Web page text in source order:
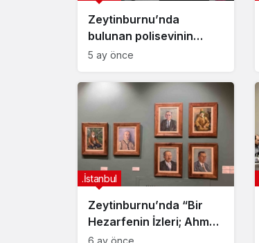
Zeytinburnu’nda
bulunan polisevinin
çatısında bilinmeyen bir
Olay yerine çok sayıda
itfaiye ekibi sevk edildi,
ekiplerin söndürme
çalışması sürüyor.
5 ay önce
Zeytinburnu’nda “Bir
Hezarfenin İzleri; Ahmet
Yakupoğlu” resim
.İstanbul
6 ay önce